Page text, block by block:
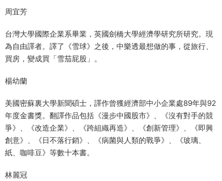
周宜芳
台灣大學國際企業系畢業，英國劍橋大學經濟學研究所研究。現
為自由譯者。譯了《雪球》之後，中樂透最想做的事，從旅行、
買房，變成買「雪茄屁股」。
楊幼蘭
美國密蘇裏大學新聞碩士，譯作曾獲經濟部中小企業處89年與92
年度金書獎。翻譯作品包括《漫步中國股市》、《沒有對手的競
爭》、《改造企業》、《跨組織再造》、《創新管理》、《即興
創意》、《日不落行銷》、《病菌與人類的戰爭》、《玻璃、
紙、咖啡豆》等數十本書。
林麗冠